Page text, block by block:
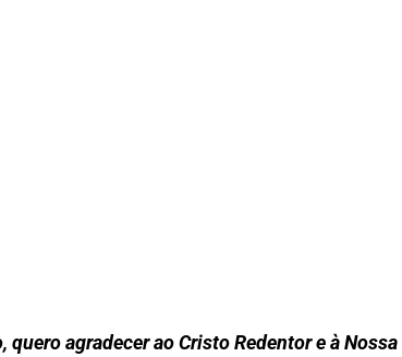
agradecer ao Cristo Redentor e à Nossa